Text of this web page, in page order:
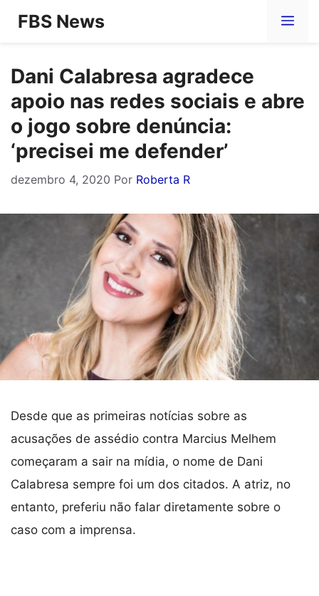
Pular
conteúdo
FBS News
Dani Calabresa agradece
apoio nas redes sociais e abre
o jogo sobre denúncia:
‘precisei me defender’
dezembro 4, 2020 Por Roberta R
Desde que as primeiras notícias sobre as
acusações de assédio contra Marcius Melhem
começaram a sair na mídia, o nome de Dani
Calabresa sempre foi um dos citados. A atriz, no
entanto, preferiu não falar diretamente sobre o
caso com a imprensa.